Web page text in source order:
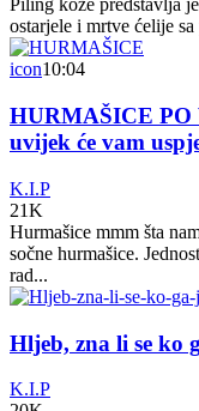
Piling kože predstavlja
ostarjele i mrtve ćelije
icon10:04
HURMAŠICE
uvijek će vam
K.I.P
21K
Hurmašice mmm šta
sočne hurmašice.
rad...
Hljeb, zna li se ko
K.I.P